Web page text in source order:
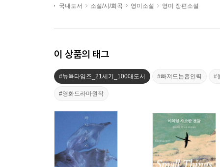
국내도서 소설/시/희곡 영미소설 영미 장편소설
이 상품의 태그
#뉴욕타임즈_21세기_100대도서 #빠져드는흡인력 #
#영화드라마원작